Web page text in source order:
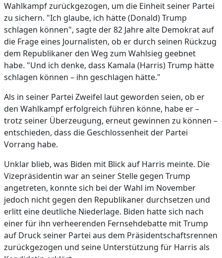
Wahlkampf zurückgezogen, um die Einheit seiner Partei
zu sichern. "Ich glaube, ich hätte (Donald) Trump
schlagen können", sagte der 82 Jahre alte Demokrat auf
die Frage eines Journalisten, ob er durch seinen Rückzug
dem Republikaner den Weg zum Wahlsieg geebnet
habe. "Und ich denke, dass Kamala (Harris) Trump hätte
schlagen können – ihn geschlagen hätte."
Als in seiner Partei Zweifel laut geworden seien, ob er
den Wahlkampf erfolgreich führen könne, habe er –
trotz seiner Überzeugung, erneut gewinnen zu können –
entschieden, dass die Geschlossenheit der Partei
Vorrang habe.
Unklar blieb, was Biden mit Blick auf Harris meinte. Die
Vizepräsidentin war an seiner Stelle gegen Trump
angetreten, konnte sich bei der Wahl im November
jedoch nicht gegen den Republikaner durchsetzen und
erlitt eine deutliche Niederlage. Biden hatte sich nach
einer für ihn verheerenden Fernsehdebatte mit Trump
auf Druck seiner Partei aus dem Präsidentschaftsrennen
zurückgezogen und seine Unterstützung für Harris als